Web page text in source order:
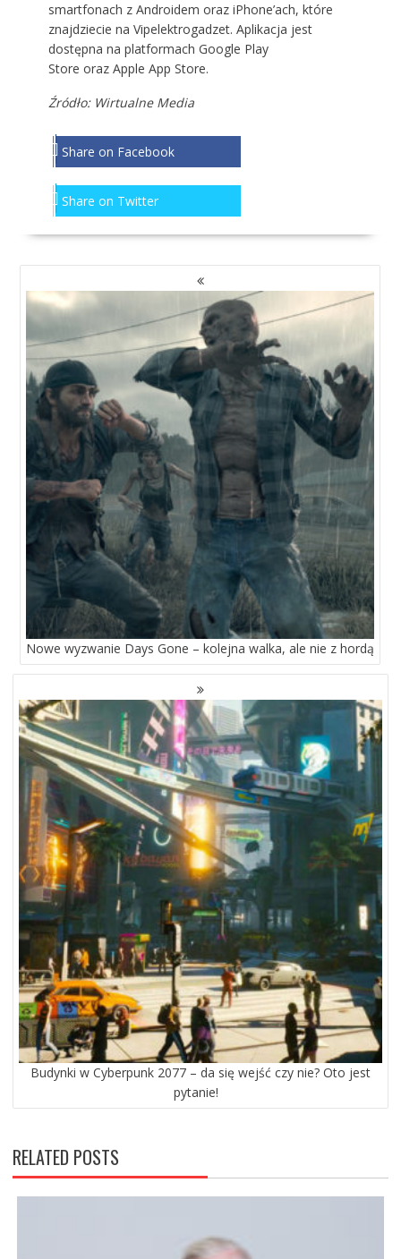
smartfonach z Androidem oraz iPhone’ach, które
znajdziecie na Vipelektrogadzet. Aplikacja jest
dostępna na platformach Google Play
Store oraz Apple App Store.
Źródło: Wirtualne Media
Share on Facebook
Share on Twitter
NAWIGACJA
PO
WPISACH
Nowe wyzwanie Days Gone – kolejna walka, ale nie z hordą
Budynki w Cyberpunk 2077 – da się wejść czy nie? Oto jest
pytanie!
RELATED POSTS